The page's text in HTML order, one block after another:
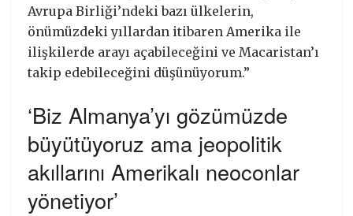
Avrupa Birliği’ndeki bazı ülkelerin,
önümüzdeki yıllardan itibaren Amerika ile
ilişkilerde arayı açabileceğini ve Macaristan’ı
takip edebileceğini düşünüyorum.”
‘Biz Almanya’yı gözümüzde
büyütüyoruz ama jeopolitik
akıllarını Amerikalı neoconlar
yönetiyor’